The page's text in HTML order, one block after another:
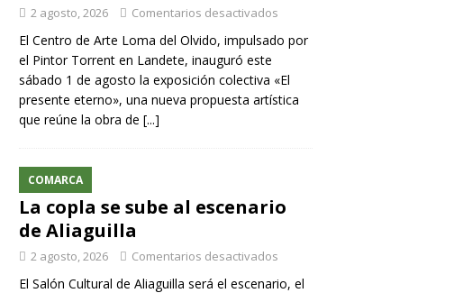
2 agosto, 2026 Comentarios desactivados
El Centro de Arte Loma del Olvido, impulsado por
el Pintor Torrent en Landete, inauguró este
sábado 1 de agosto la exposición colectiva «El
presente eterno», una nueva propuesta artística
que reúne la obra de [...]
COMARCA
La copla se sube al escenario
de Aliaguilla
2 agosto, 2026 Comentarios desactivados
El Salón Cultural de Aliaguilla será el escenario, el